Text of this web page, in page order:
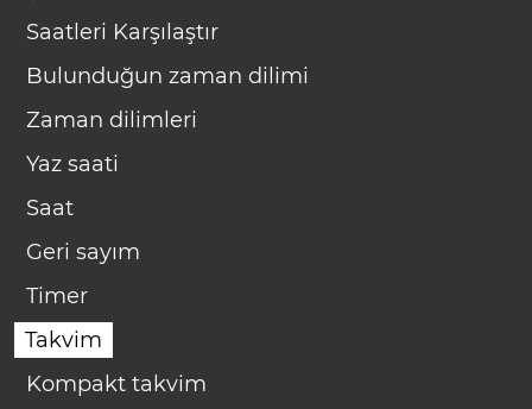
Saatleri Karşılaştır
Bulunduğun zaman dilimi
Zaman dilimleri
Yaz saati
Saat
Geri sayım
Timer
Takvim
Kompakt takvim